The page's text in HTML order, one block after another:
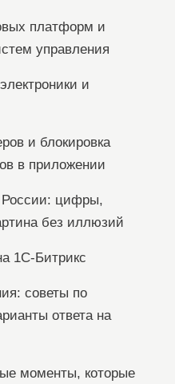
платформ и
управления
и
и блокировка
в приложении
России: цифры,
без иллюзий
1С-Битрикс
советы по
ответа на
моменты, которые